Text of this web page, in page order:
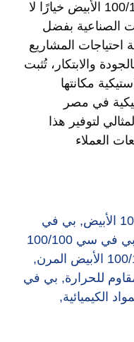
في النهاية يعتبر بي في سي 100/100 الأبيض خيارًا لا
الصناعية بفضل
احتياجات المشاريع
والابتكار، تُثبت
مكانتها
في مصر
لتوفير هذا
, بي في
بي في سي 100/100
,
, بي في
,